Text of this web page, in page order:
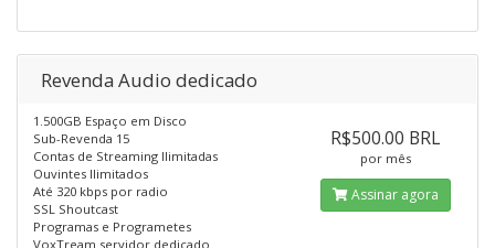
Revenda Audio dedicado
1.500GB Espaço em Disco
Sub-Revenda 15
Contas de Streaming Ilimitadas
Ouvintes Ilimitados
Até 320 kbps por radio
SSL Shoutcast
Programas e Programetes
VoxTream servidor dedicado
R$500.00 BRL
por mês
Assinar agora